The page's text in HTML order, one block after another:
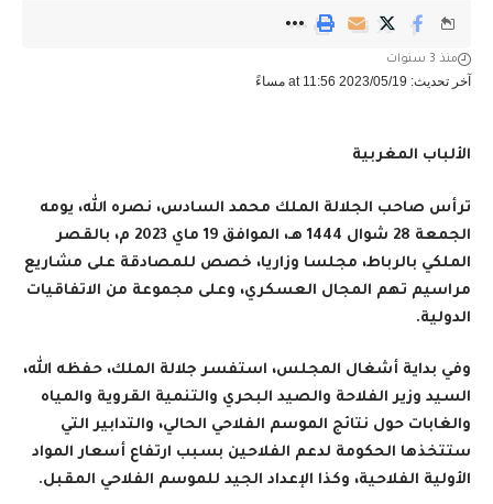
آخر تحديث: 2023/05/19 at 11:56 مساءً
منذ 3 سنوات
الألباب المغربية
ترأس صاحب الجلالة الملك محمد السادس، نصره الله، يومه
الجمعة 28 شوال 1444 هـ، الموافق 19 ماي 2023 م، بالقصر
الملكي بالرباط، مجلسا وزاريا، خصص للمصادقة على مشاريع
مراسيم تهم المجال العسكري، وعلى مجموعة من الاتفاقيات
الدولية.
وفي بداية أشغال المجلس، استفسر جلالة الملك، حفظه الله،
السيد وزير الفلاحة والصيد البحري والتنمية القروية والمياه
والغابات حول نتائج الموسم الفلاحي الحالي، والتدابير التي
ستتخذها الحكومة لدعم الفلاحين بسبب ارتفاع أسعار المواد
الأولية الفلاحية، وكذا الإعداد الجيد للموسم الفلاحي المقبل.